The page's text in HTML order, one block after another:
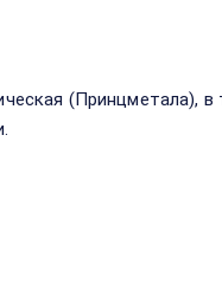
(Принцметала),